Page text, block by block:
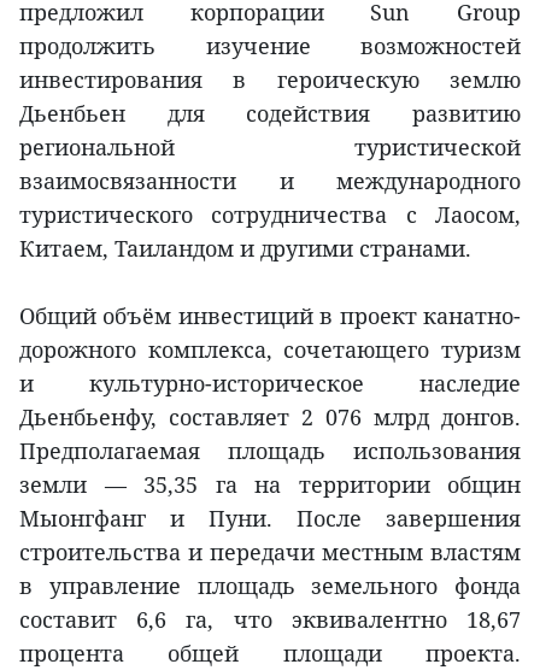
предложил корпорации Sun Group
продолжить изучение возможностей
инвестирования в героическую землю
Дьенбьен для содействия развитию
региональной туристической
взаимосвязанности и международного
туристического сотрудничества с Лаосом,
Китаем, Таиландом и другими странами.
Общий объём инвестиций в проект канатно-
дорожного комплекса, сочетающего туризм
и культурно-историческое наследие
Дьенбьенфу, составляет 2 076 млрд донгов.
Предполагаемая площадь использования
земли — 35,35 га на территории общин
Мыонгфанг и Пуни. После завершения
строительства и передачи местным властям
в управление площадь земельного фонда
составит 6,6 га, что эквивалентно 18,67
процента общей площади проекта.